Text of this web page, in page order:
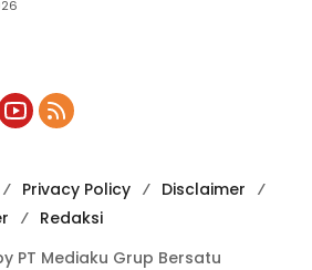
Privacy Policy
Disclaimer
Redaksi
PT Mediaku Grup Bersatu